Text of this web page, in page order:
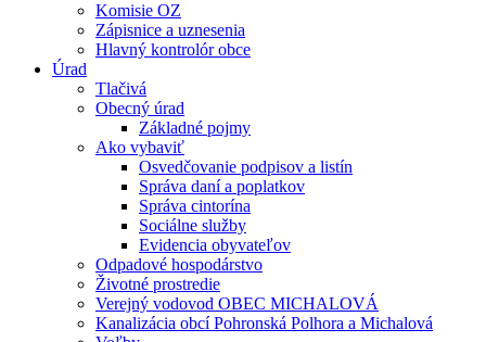
Komisie OZ
Zápisnice a uznesenia
Hlavný kontrolór obce
Úrad
Tlačivá
Obecný úrad
Základné pojmy
Ako vybaviť
Osvedčovanie podpisov a listín
Správa daní a poplatkov
Správa cintorína
Sociálne služby
Evidencia obyvateľov
Odpadové hospodárstvo
Životné prostredie
Verejný vodovod OBEC MICHALOVÁ
Kanalizácia obcí Pohronská Polhora a Michalová